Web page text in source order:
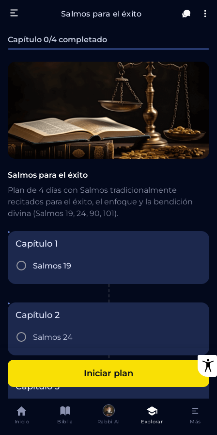
Salmos para el éxito
Capítulo 0/4 completado
Salmos para el éxito
Plan de 4 días con Salmos tradicionalmente
recitados para el éxito, el enfoque y la bendición
divina (Salmos 19, 24, 90, 101).
Capítulo 1
Salmos 19
Capítulo 2
Salmos 24
Capítulo 3
Salmos 90
Iniciar plan
Inicio Biblia Rabbi AI Explorar Más